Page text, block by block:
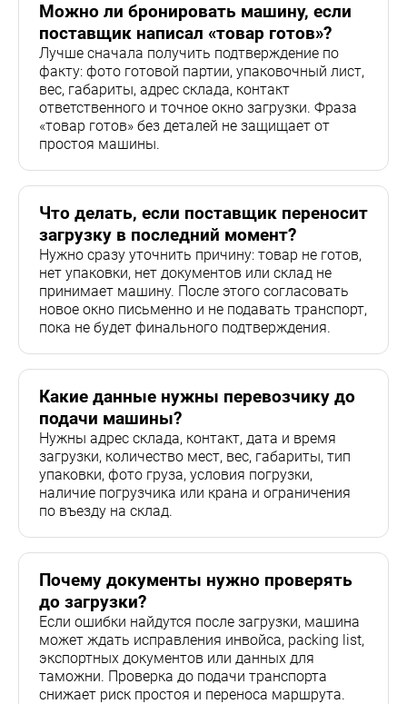
Можно ли бронировать машину, если
поставщик написал «товар готов»?
Лучше сначала получить подтверждение по
факту: фото готовой партии, упаковочный лист,
вес, габариты, адрес склада, контакт
ответственного и точное окно загрузки. Фраза
«товар готов» без деталей не защищает от
простоя машины.
Что делать, если поставщик переносит
загрузку в последний момент?
Нужно сразу уточнить причину: товар не готов,
нет упаковки, нет документов или склад не
принимает машину. После этого согласовать
новое окно письменно и не подавать транспорт,
пока не будет финального подтверждения.
Какие данные нужны перевозчику до
подачи машины?
Нужны адрес склада, контакт, дата и время
загрузки, количество мест, вес, габариты, тип
упаковки, фото груза, условия погрузки,
наличие погрузчика или крана и ограничения
по въезду на склад.
Почему документы нужно проверять
до загрузки?
Если ошибки найдутся после загрузки, машина
может ждать исправления инвойса, packing list,
экспортных документов или данных для
таможни. Проверка до подачи транспорта
снижает риск простоя и переноса маршрута.